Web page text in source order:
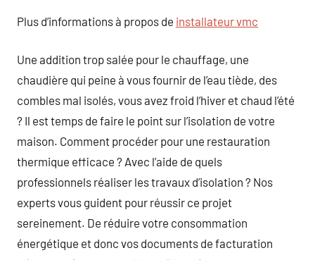
Plus d’informations à propos de installateur vmc
Une addition trop salée pour le chauffage, une
chaudière qui peine à vous fournir de l’eau tiède, des
combles mal isolés, vous avez froid l’hiver et chaud l’été
? Il est temps de faire le point sur l’isolation de votre
maison. Comment procéder pour une restauration
thermique efficace ? Avec l’aide de quels
professionnels réaliser les travaux d’isolation ? Nos
experts vous guident pour réussir ce projet
sereinement. De réduire votre consommation
énergétique et donc vos documents de facturation